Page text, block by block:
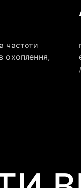
частоти
охоплення,